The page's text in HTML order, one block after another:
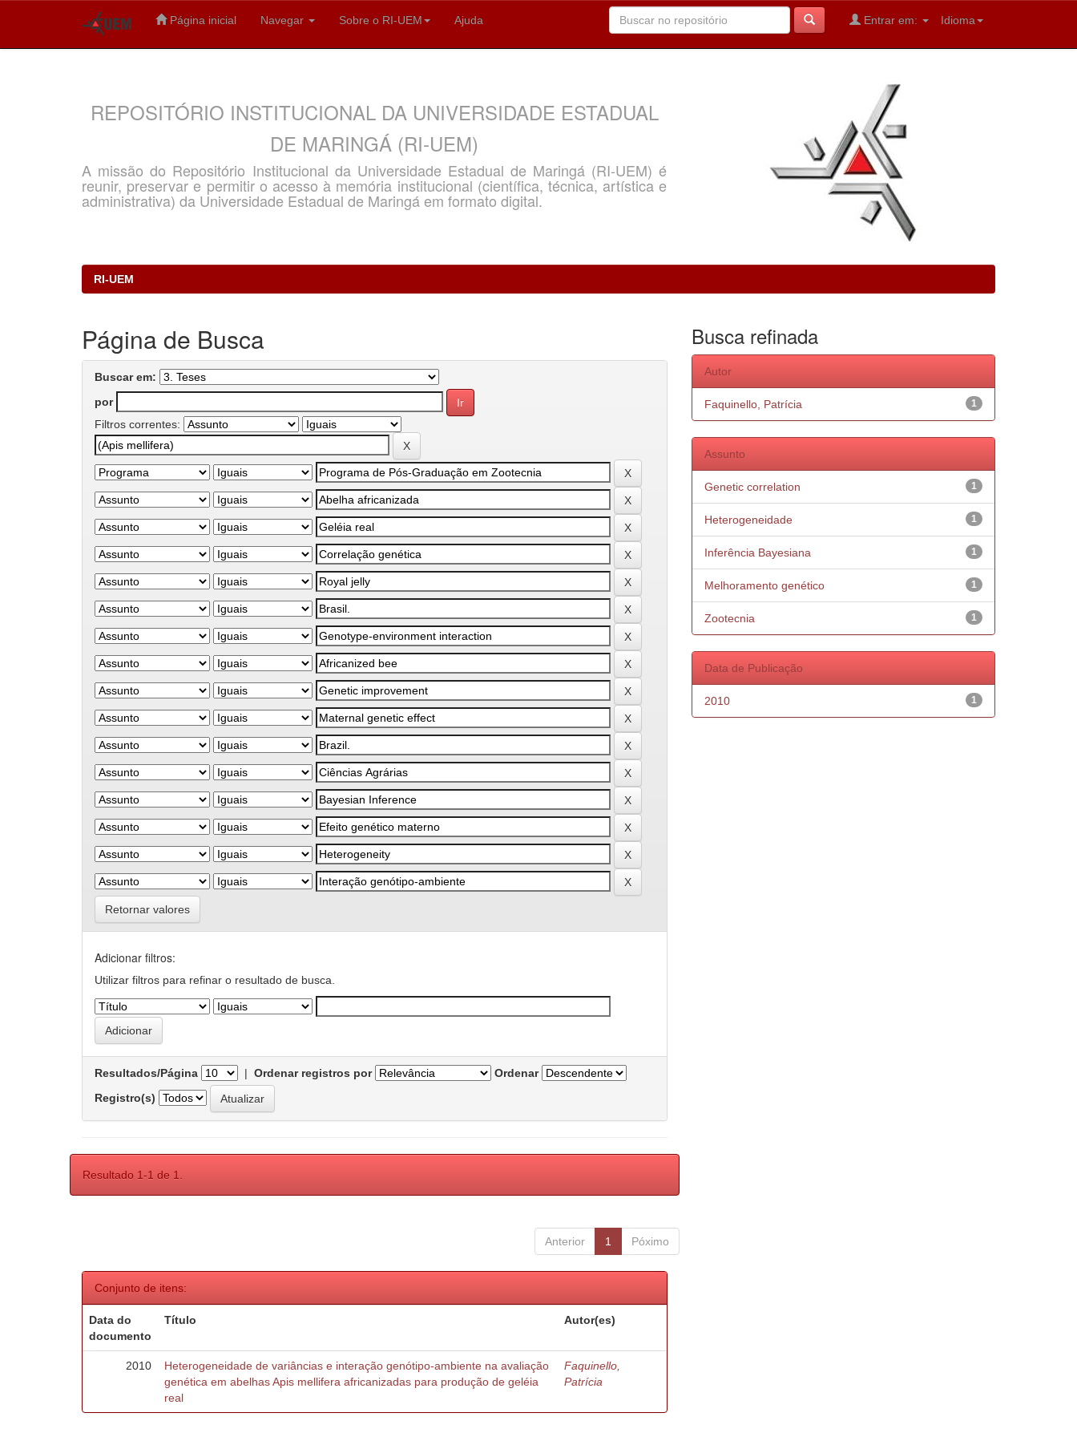
Página inicial Navegar Sobre o RI-UEM Ajuda Idioma
Entrar em:
REPOSITÓRIO INSTITUCIONAL DA UNIVERSIDADE ESTADUAL
DE MARINGÁ (RI-UEM)
A missão do Repositório Institucional da Universidade Estadual de Maringá (RI-UEM) é
reunir, preservar e permitir o acesso à memória institucional (científica, técnica, artística e
administrativa) da Universidade Estadual de Maringá em formato digital.
RI-UEM
Página de Busca
Buscar em:
por
Filtros correntes:
Retornar valores
Adicionar filtros:
Utilizar filtros para refinar o resultado de busca.
Resultados/Página | Ordenar registros por
Ordenar
Registro(s)
Resultado 1-1 de 1.
Anterior 1 Póximo
Conjunto de itens:
Data do
documento
Título Autor(es)
2010
Heterogeneidade de variâncias e interação genótipo-ambiente na avaliação
genética em abelhas Apis mellifera africanizadas para produção de geléia
real
Faquinello,
Patrícia
Busca refinada
Autor
1
Faquinello, Patrícia
Assunto
1
Genetic correlation
1
Heterogeneidade
1
Inferência Bayesiana
1
Melhoramento genético
1
Zootecnia
Data de Publicação
1
2010